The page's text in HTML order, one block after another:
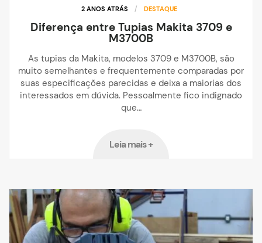
2 ANOS ATRÁS / DESTAQUE
Diferença entre Tupias Makita 3709 e
M3700B
As tupias da Makita, modelos 3709 e M3700B, são
muito semelhantes e frequentemente comparadas por
suas especificações parecidas e deixa a maiorias dos
interessados em dúvida. Pessoalmente fico indignado
que…
Leia mais +